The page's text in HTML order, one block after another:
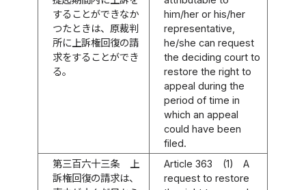
することができなか
つたときは、原裁判
所に上訴権回復の請
求をすることができ
る。
him/her or his/her
representative,
he/she can request
the deciding court to
restore the right to
appeal during the
period of time in
which an appeal
could have been
filed.
第三百六十三条
上
訴権回復の請求は、
Article 363 (1)
A
request to restore